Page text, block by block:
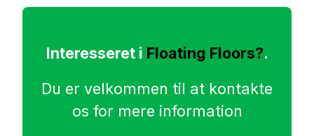
Interesseret i Floating Floors?.
Du er velkommen til at kontakte
os for mere information